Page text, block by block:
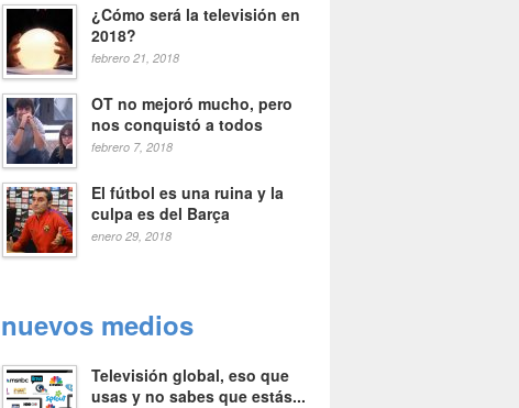
¿Cómo será la televisión en
2018?
febrero 21, 2018
OT no mejoró mucho, pero
nos conquistó a todos
febrero 7, 2018
El fútbol es una ruina y la
culpa es del Barça
enero 29, 2018
nuevos medios
Televisión global, eso que
usas y no sabes que estás...